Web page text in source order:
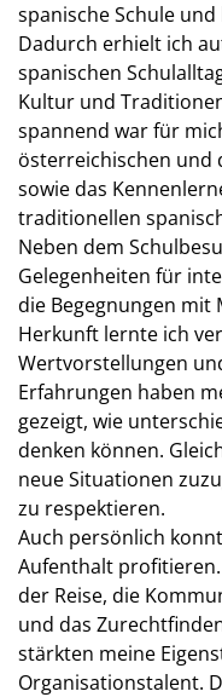
spanische Schule
Dadurch erhielt ich
spanischen
Kultur und
spannend war für
österreichischen und
sowie das
traditionellen
Neben dem
Gelegenheiten für
die Begegnungen mit
Herkunft lernte ich
Wertvorstellungen
Erfahrungen haben
gezeigt, wie
denken können.
neue Situationen
zu respektieren.
Auch persönlich
Aufenthalt
der Reise, die
und das
stärkten meine
Organisationstalent.